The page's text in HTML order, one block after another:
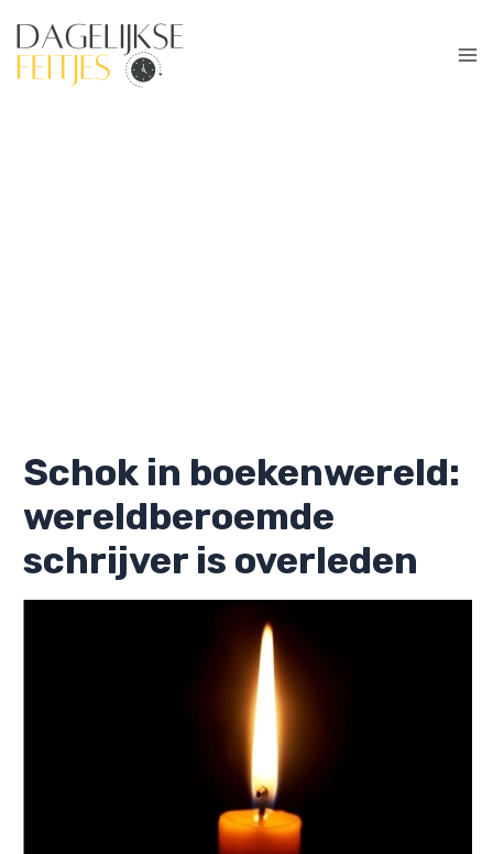
naar
Schok in boekenwereld:
wereldberoemde
schrijver is overleden